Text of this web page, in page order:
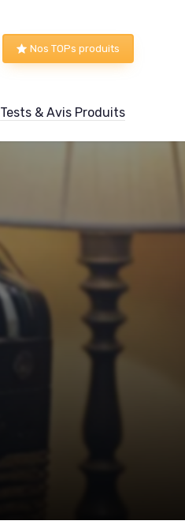
Nos TOPs produits
Tests & Avis Produits